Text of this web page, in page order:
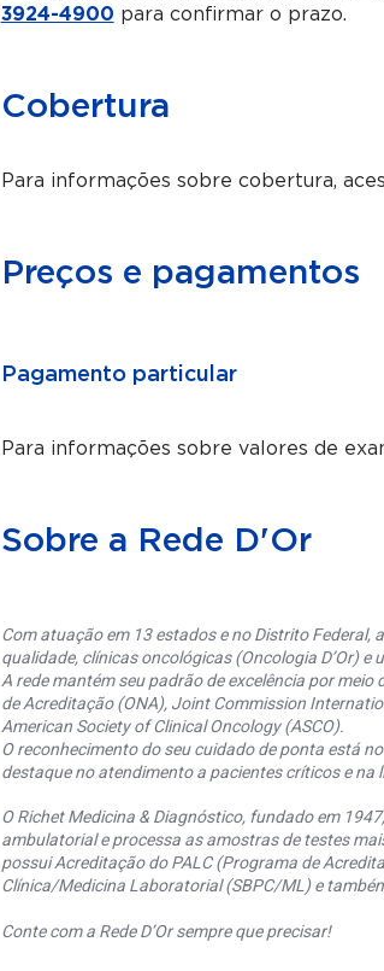
3924-4900 para confirmar o prazo.
Cobertura
Para informações sobre cobertura,
Preços e pagamentos
Pagamento particular
Para informações sobre valores de
Sobre a Rede D'Or
Com atuação em 13 estados e no Distrito Federal,
qualidade, clínicas oncológicas (Oncologia D’Or)
A rede mantém seu padrão de excelência por
de Acreditação (ONA), Joint Commission
American Society of Clinical Oncology (ASCO).
O reconhecimento do seu cuidado de ponta está
destaque no atendimento a pacientes críticos e na
O Richet Medicina & Diagnóstico, fundado em
ambulatorial e processa as amostras de testes
possui Acreditação do PALC (Programa de
Clínica/Medicina Laboratorial (SBPC/ML) e
Conte com a Rede D’Or sempre que precisar!